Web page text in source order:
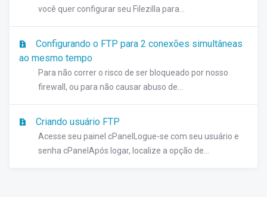
você quer configurar seu Filezilla para...
Configurando o FTP para 2 conexões simultâneas
ao mesmo tempo
Para não correr o risco de ser bloqueado por nosso
firewall, ou para não causar abuso de...
Criando usuário FTP
Acesse seu painel cPanelLogue-se com seu usuário e
senha cPanelApós logar, localize a opção de...